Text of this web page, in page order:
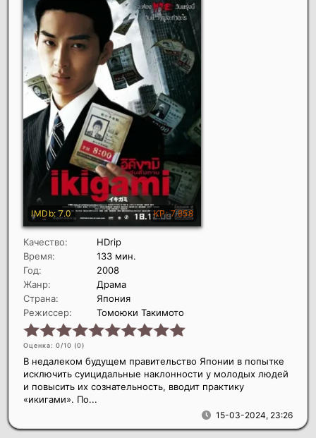
Качество:
HDrip
Время:
133 мин.
Год:
2008
Жанр:
Драма
Страна:
Япония
Режиссер:
Томоюки Такимото
Оценка: 0/10 (0)
15-03-2024, 23:26
В недалеком будущем правительство Японии в попытке
исключить суицидальные наклонности у молодых людей
и повысить их сознательность, вводит практику
«икигами». По...